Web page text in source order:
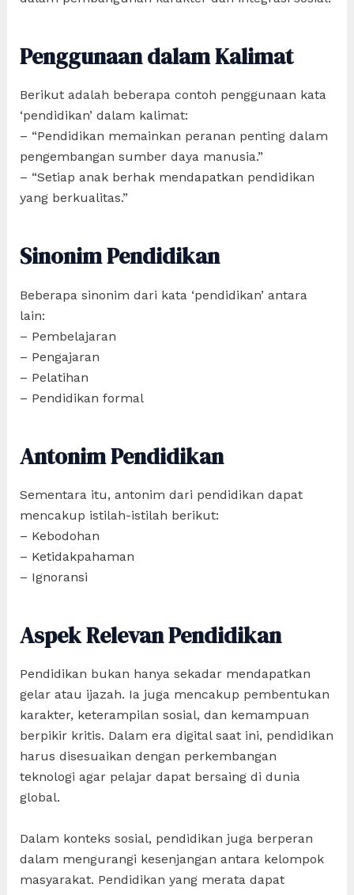
Penggunaan dalam Kalimat
Berikut adalah beberapa contoh penggunaan kata
‘pendidikan’ dalam kalimat:
– “Pendidikan memainkan peranan penting dalam
pengembangan sumber daya manusia.”
– “Setiap anak berhak mendapatkan pendidikan
yang berkualitas.”
Sinonim Pendidikan
Beberapa sinonim dari kata ‘pendidikan’ antara
lain:
– Pembelajaran
– Pengajaran
– Pelatihan
– Pendidikan formal
Antonim Pendidikan
Sementara itu, antonim dari pendidikan dapat
mencakup istilah-istilah berikut:
– Kebodohan
– Ketidakpahaman
– Ignoransi
Aspek Relevan Pendidikan
Pendidikan bukan hanya sekadar mendapatkan
gelar atau ijazah. Ia juga mencakup pembentukan
karakter, keterampilan sosial, dan kemampuan
berpikir kritis. Dalam era digital saat ini, pendidikan
harus disesuaikan dengan perkembangan
teknologi agar pelajar dapat bersaing di dunia
global.
Dalam konteks sosial, pendidikan juga berperan
dalam mengurangi kesenjangan antara kelompok
masyarakat. Pendidikan yang merata dapat